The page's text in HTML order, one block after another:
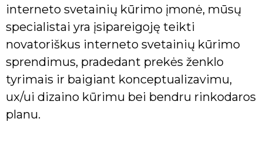
interneto svetainių kūrimo įmonė, mūsų
specialistai yra įsipareigoję teikti
novatoriškus interneto svetainių kūrimo
sprendimus, pradedant prekės ženklo
tyrimais ir baigiant konceptualizavimu,
ux/ui dizaino kūrimu bei bendru rinkodaros
planu.